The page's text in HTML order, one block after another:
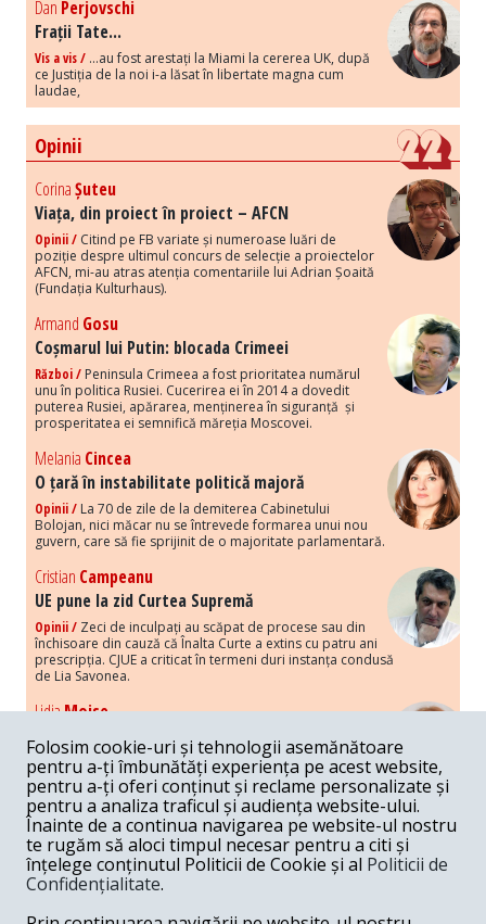
Dan Perjovschi
Frații Tate...
Vis a vis / ...au fost arestați la Miami la cererea UK, după
ce Justiția de la noi i-a lăsat în libertate magna cum
laudae,
Opinii
CorinaȘuteu
Viața, din proiect în proiect – AFCN
Opinii / Citind pe FB variate și numeroase luări de
poziție despre ultimul concurs de selecție a proiectelor
AFCN, mi-au atras atenția comentariile lui Adrian Șoaită
(Fundația Kulturhaus).
Armand Gosu
Coșmarul lui Putin: blocada Crimeei
Război / Peninsula Crimeea a fost prioritatea numărul
unu în politica Rusiei. Cucerirea ei în 2014 a dovedit
puterea Rusiei, apărarea, menținerea în siguranță și
prosperitatea ei semnifică măreția Moscovei.
Melania Cincea
O țară în instabilitate politică majoră
Opinii / La 70 de zile de la demiterea Cabinetului
Bolojan, nici măcar nu se întrevede formarea unui nou
guvern, care să fie sprijinit de o majoritate parlamentară.
Cristian Campeanu
UE pune la zid Curtea Supremă
Opinii / Zeci de inculpați au scăpat de procese sau din
închisoare din cauză că Înalta Curte a extins cu patru ani
prescripția. CJUE a criticat în termeni duri instanța condusă
de Lia Savonea.
LidiaMoise
Costurile economice ale haosului politic
Opinii / Economia nu poate rezista cu retorica falsă a
susținerii intereselor poporului, care, de fapt, ascunde
obsesia menținerii privilegiilor și a averilor unor caste.
Melania Cincea
Noi puseuri de xenofobie din partea românilor
„neaoși”
Periodic, în spațiul public sunt voci care lansează
mesaje xenofobe la adresa câte unui politician care deranjează un
Folosim cookie-uri și tehnologii asemănătoare
pentru a-ți îmbunătăți experiența pe acest website,
pentru a-ți oferi conținut și reclame personalizate și
pentru a analiza traficul și audiența website-ului.
Înainte de a continua navigarea pe website-ul nostru
te rugăm să aloci timpul necesar pentru a citi și
înțelege conținutul Politicii de Cookie și al Politicii de
Confidențialitate.